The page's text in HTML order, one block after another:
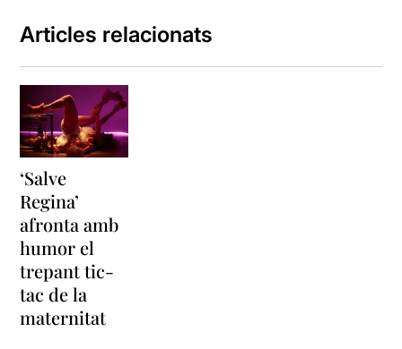
Articles relacionats
‘Salve
Regina’
afronta amb
humor el
trepant tic-
tac de la
maternitat